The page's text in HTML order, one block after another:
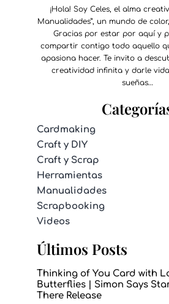
¡Hola! Soy Celes, el alma
Manualidades”, un mundo de
Gracias por estar por aquí y
compartir contigo todo aquello
apasiona hacer. Te invito a
creatividad infinita y darle
sueñas…
Cardmaking
Craft y DIY
Craft y Scrap
Herramientas
Manualidades
Scrapbooking
Videos
Últimos Posts
Thinking of You Card with
Butterflies | Simon Says
There Release